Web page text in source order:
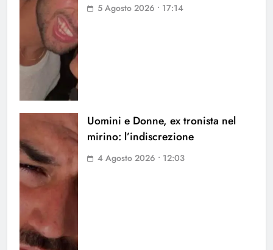
5 Agosto 2026 • 17:14
Uomini e Donne, ex tronista nel
mirino: l’indiscrezione
4 Agosto 2026 • 12:03